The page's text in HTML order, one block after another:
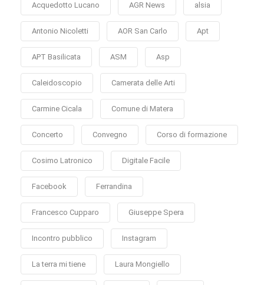
Acquedotto Lucano AGR News alsia
Antonio Nicoletti AOR San Carlo Apt
APT Basilicata ASM Asp
Caleidoscopio Camerata delle Arti
Carmine Cicala Comune di Matera
Concerto Convegno Corso di formazione
Cosimo Latronico Digitale Facile
Facebook Ferrandina
Francesco Cupparo Giuseppe Spera
Incontro pubblico Instagram
La terra mi tiene Laura Mongiello